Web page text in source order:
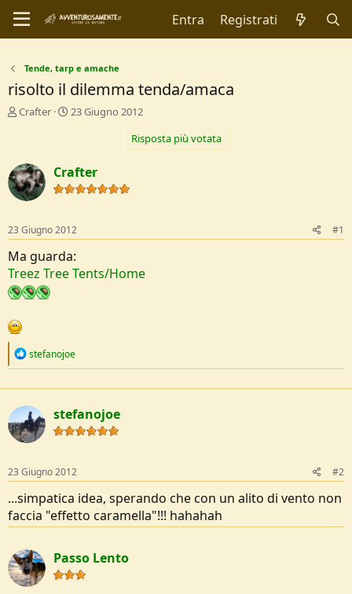
Entra Registrati
Tende, tarp e amache
risolto il dilemma tenda/amaca
C
t
o
r
D
i
s
u
s
i
o
n
e
Crafter
D
d
i
I
z
i
o
23 Giugno 2012
Risposta più votata
Crafter
23 Giugno 2012 #1
Ma guarda:
Treez Tree Tents/Home
R
c
t
i
o
n
:
stefanojoe
stefanojoe
23 Giugno 2012 #2
...simpatica idea, sperando che con un alito di vento non
faccia "effetto caramella"!!! hahahah
Passo Lento